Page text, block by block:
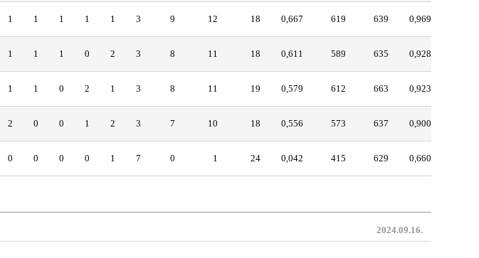
1 1 1 1 1 3 9 12 18 0,667 619 639 0,969
1 1 1 0 2 3 8 11 18 0,611 589 635 0,928
1 1 0 2 1 3 8 11 19 0,579 612 663 0,923
2 0 0 1 2 3 7 10 18 0,556 573 637 0,900
0 0 0 0 1 7 0 1 24 0,042 415 629 0,660
2024.09.16.